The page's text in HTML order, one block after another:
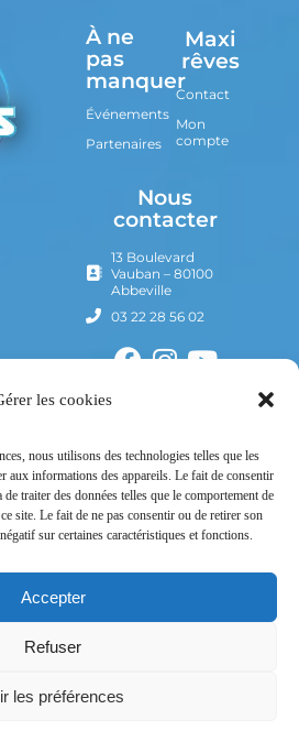
les cookies
nous utilisons des technologies telles que les
aux informations des appareils. Le fait de consentir
traiter des données telles que le comportement de
site. Le fait de ne pas consentir ou de retirer son
sur certaines caractéristiques et fonctions.
Accepter
Refuser
les préférences
À ne
pas
manquer
Événements
Partenaires
Maxi
rêves
Contact
Mon
compte
Nous
contacter
13 Boulevard
Vauban – 80100
Abbeville
03 22 28 56 02